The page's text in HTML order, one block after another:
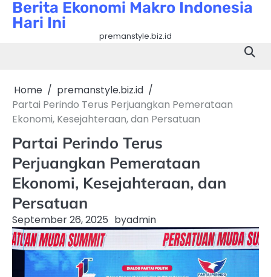
SkipBerita Ekonomi Makro Indonesia
Hari Ini
premanstyle.biz.id
Home
premanstyle.biz.id
Partai Perindo Terus Perjuangkan Pemerataan
Ekonomi, Kesejahteraan, dan Persatuan
Partai Perindo Terus
Perjuangkan Pemerataan
Ekonomi, Kesejahteraan, dan
Persatuan
September 26, 2025 byadmin